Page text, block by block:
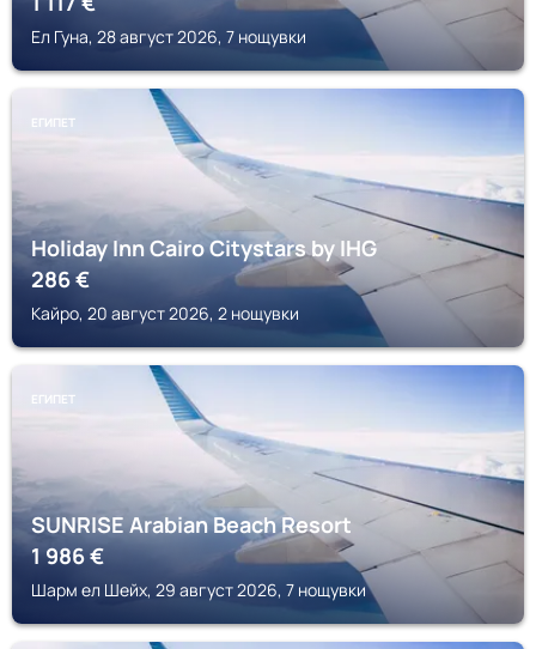
Ел Гуна, 28 август 2026, 7 нощувки
ЕГИПЕТ
Holiday Inn Cairo Citystars by IHG
286€
Кайро, 20 август 2026, 2 нощувки
ЕГИПЕТ
SUNRISE Arabian Beach Resort
1 986€
Шарм ел Шейх, 29 август 2026, 7 нощувки